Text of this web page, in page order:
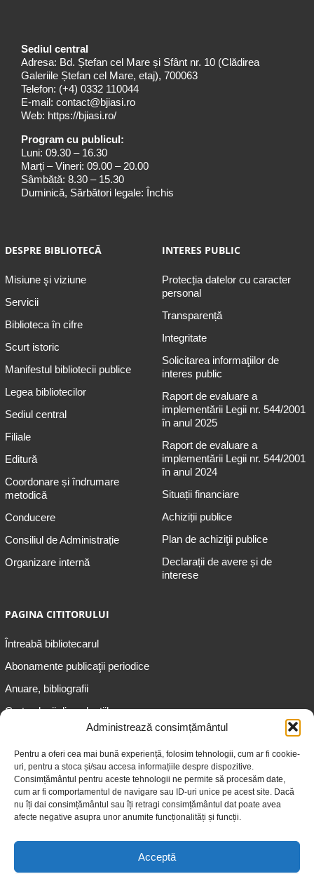
Administrează consimțământul
Pentru a oferi cea mai bună experiență, folosim tehnologii, cum ar fi cookie-
uri, pentru a stoca și/sau accesa informațiile despre dispozitive.
Consimțământul pentru aceste tehnologii ne permite să procesăm date,
cum ar fi comportamentul de navigare sau ID-uri unice pe acest site. Dacă
nu îți dai consimțământul sau îți retragi consimțământul dat poate avea
afecte negative asupra unor anumite funcționalități și funcții.
Acceptă
Sediul central
Adresa: Bd. Ștefan cel Mare și Sfânt nr. 10 (Clădirea
Galeriile Ștefan cel Mare, etaj), 700063
Telefon: (+4) 0332 110044
E-mail: contact@bjiasi.ro
Web: https://bjiasi.ro/
Program cu publicul:
Luni: 09.30 – 16.30
Marți – Vineri: 09.00 – 20.00
Sâmbătă: 8.30 – 15.30
Duminică, Sărbători legale: Închis
DESPRE BIBLIOTECĂ
Misiune şi viziune
Servicii
Biblioteca în cifre
Scurt istoric
Manifestul bibliotecii publice
Legea bibliotecilor
Sediul central
Filiale
Editură
Coordonare și îndrumare
metodică
Conducere
Consiliul de Administrație
Organizare internă
INTERES PUBLIC
Protecția datelor cu caracter
personal
Transparență
Integritate
Solicitarea informaţiilor de
interes public
Raport de evaluare a
implementării Legii nr. 544/2001
în anul 2025
Raport de evaluare a
implementării Legii nr. 544/2001
în anul 2024
Situații financiare
Achiziții publice
Plan de achiziţii publice
Declarații de avere și de
interese
PAGINA CITITORULUI
Întreabă bibliotecarul
Abonamente publicaţii periodice
Anuare, bibliografii
Cartea lunii din colecțiile
Informații pentru adolescenți
Informații pentru adulți
Informații pentru seniori